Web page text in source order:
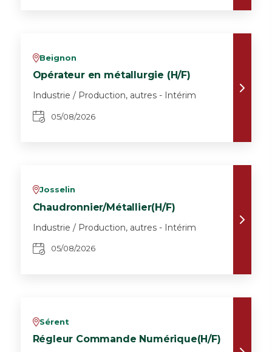
vBeignon
Opérateur en métallurgie (H/F)
Industrie / Production, autres - Intérim
05/08/2026
vJosselin
Chaudronnier/Métallier(H/F)
Industrie / Production, autres - Intérim
05/08/2026
vSérent
Régleur Commande Numérique(H/F)